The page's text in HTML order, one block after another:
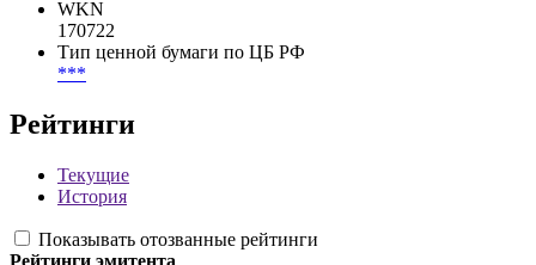
WKN
170722
Тип ценной бумаги по ЦБ РФ
***
Рейтинги
Текущие
История
Показывать отозванные рейтинги
Рейтинги эмитента